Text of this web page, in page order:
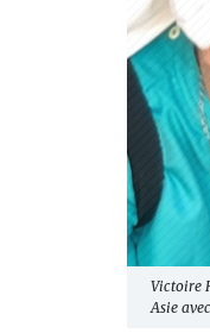
Victoire
Asie